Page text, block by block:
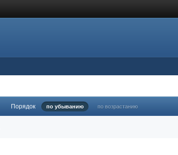
Порядок по убыванию по возрастанию